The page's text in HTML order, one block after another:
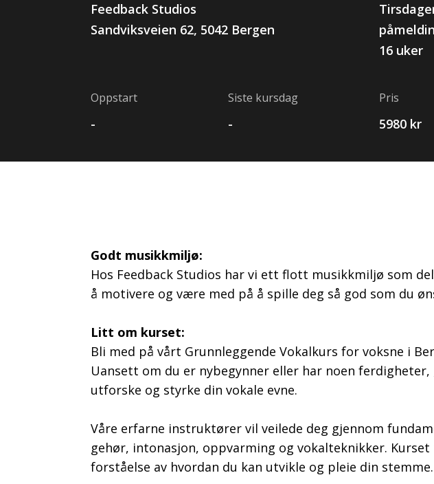
Feedback Studios
Sandviksveien 62, 5042 Bergen
16 uker
Oppstart
-
Siste kursdag
-
Pris
5980 kr
Godt musikkmiljø:
Hos Feedback Studios har vi ett flott musikkmiljø som
å motivere og være med på å spille deg så god som du
Litt om kurset:
Bli med på vårt Grunnleggende Vokalkurs for voksne i
Uansett om du er nybegynner eller har noen
utforske og styrke din vokale evne.
Våre erfarne instruktører vil veilede deg gjennom
gehør, intonasjon, oppvarming og vokalteknikker.
forståelse av hvordan du kan utvikle og pleie din stemme.